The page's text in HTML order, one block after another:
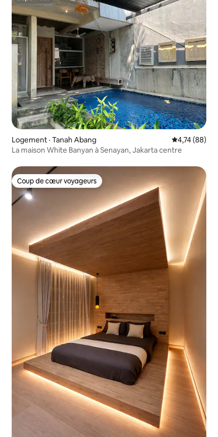
Superhôte
Logement · Tanah Abang Note
4,74 (88)
La maison White Banyan à Senayan, Jakarta centre
Coup de cœur voyageurs
Coup de cœur voyageurs